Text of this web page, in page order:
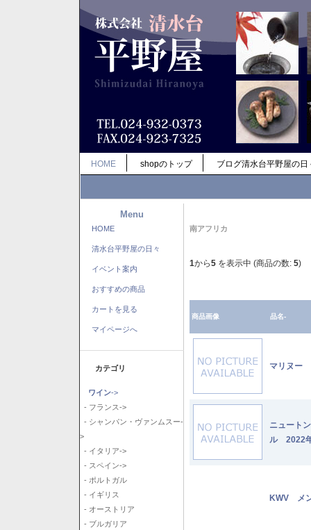
HOME shopのトップ ブログ清水台平野屋の日
Menu
HOME
清水台平野屋の日々
イベント案内
おすすめの商品
カートを見る
マイページへ
カテゴリ
ワイン->
- フランス->
- シャンパン・ヴァンムスー-
>
- イタリア->
- スペイン->
- ポルトガル
- イギリス
- オーストリア
- ブルガリア
南アフリカ
1から5 を表示中 (商品の数: 5)
商品画像 品名-
マリヌー
ニュート
ル 2022
KWV メ